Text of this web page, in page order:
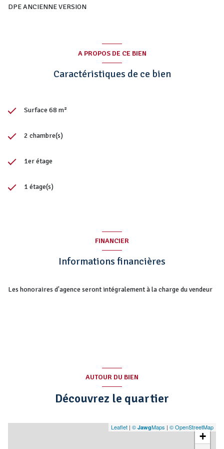
DPE ANCIENNE VERSION
A PROPOS DE CE BIEN
Caractéristiques de ce bien
Surface 68 m²
2 chambre(s)
1er étage
1 étage(s)
FINANCIER
Informations financières
Les honoraires d'agence seront intégralement à la charge du vendeur
AUTOUR DU BIEN
Découvrez le quartier
+
Leaflet | © JawgMaps | © OpenStreetMap